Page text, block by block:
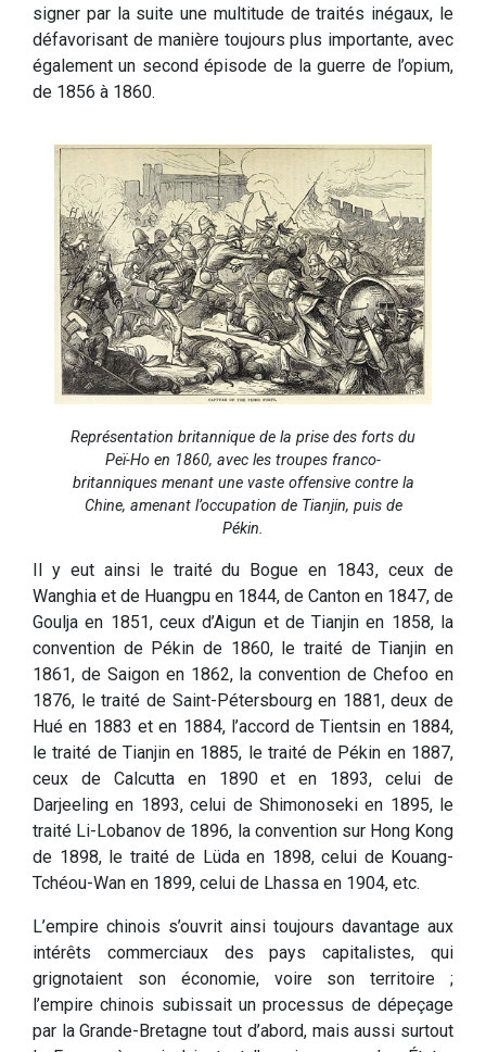
signer par la suite une multitude de traités inégaux, le
défavorisant de manière toujours plus importante, avec
également un second épisode de la guerre de l’opium,
de 1856 à 1860.
Représentation britannique de la prise des forts du
Peï-Ho en 1860, avec les troupes franco-
britanniques menant une vaste offensive contre la
Chine, amenant l’occupation de Tianjin, puis de
Pékin.
Il y eut ainsi le traité du Bogue en 1843, ceux de
Wanghia et de Huangpu en 1844, de Canton en 1847, de
Goulja en 1851, ceux d’Aigun et de Tianjin en 1858, la
convention de Pékin de 1860, le traité de Tianjin en
1861, de Saigon en 1862, la convention de Chefoo en
1876, le traité de Saint-Pétersbourg en 1881, deux de
Hué en 1883 et en 1884, l’accord de Tientsin en 1884,
le traité de Tianjin en 1885, le traité de Pékin en 1887,
ceux de Calcutta en 1890 et en 1893, celui de
Darjeeling en 1893, celui de Shimonoseki en 1895, le
traité Li-Lobanov de 1896, la convention sur Hong Kong
de 1898, le traité de Lüda en 1898, celui de Kouang-
Tchéou-Wan en 1899, celui de Lhassa en 1904, etc.
L’empire chinois s’ouvrit ainsi toujours davantage aux
intérêts commerciaux des pays capitalistes, qui
grignotaient son économie, voire son territoire ;
l’empire chinois subissait un processus de dépeçage
par la Grande-Bretagne tout d’abord, mais aussi surtout